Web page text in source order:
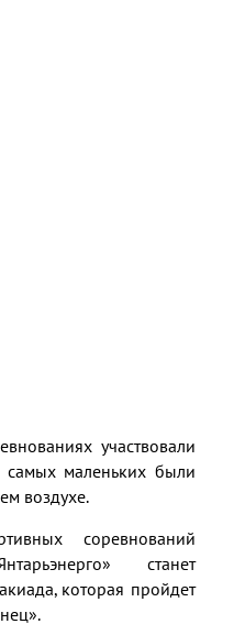
участвовали
самых маленьких были
воздухе.
соревнований
станет
которая пройдет